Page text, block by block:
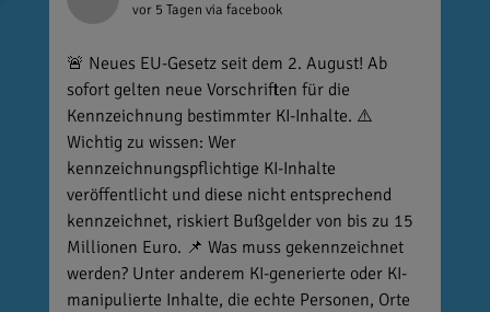
vor 5 Tagen via facebook
🚨 Neues EU-Gesetz seit dem 2. August! Ab
sofort gelten neue Vorschriften für die
Kennzeichnung bestimmter KI-Inhalte. ⚠️
Wichtig zu wissen: Wer
kennzeichnungspflichtige KI-Inhalte
veröffentlicht und diese nicht entsprechend
kennzeichnet, riskiert Bußgelder von bis zu 15
Millionen Euro. 📌 Was muss gekennzeichnet
werden? Unter anderem KI-generierte oder KI-
manipulierte Inhalte, die echte Personen, Orte